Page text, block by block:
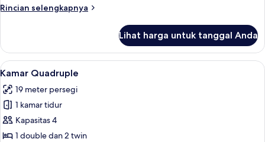
+
Rincian selengkapnya
Rincian
Kamar
Keluarga
(2
+
Child)
Lihat harga untuk tanggal Anda
Lihat
semua
foto
untuk
Kamar
Quadruple
Meja kerja, tempat tidur bayi (biaya
5
Kamar Quadruple
19 meter persegi
1 kamar tidur
Kapasitas 4
1 double dan 2 twin